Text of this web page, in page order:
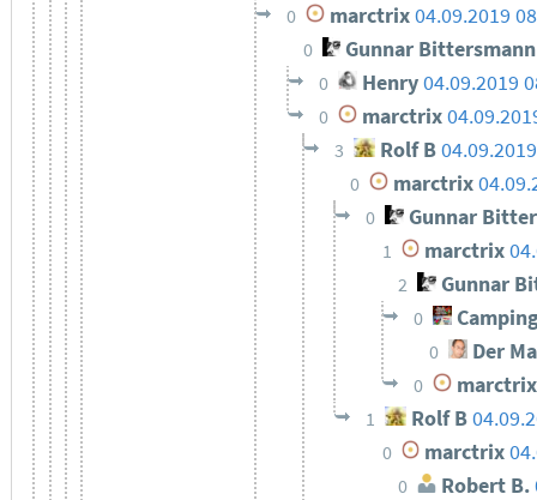
0 marctrix04.09.2019
0 Gunnar Bittersmann
0 Henry 04.09.2019
0 marctrix
3 Rolf B
0 marctrix
0 Gunnar
1 marctrix
2 Gunnar
0
0 Der
0 marctrix
1 Rolf B
0 marctrix
0 Robert B.